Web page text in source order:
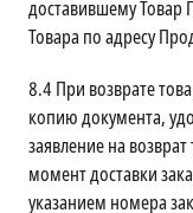
доставившему Товар
Товара по адресу
8.4При возврате
копию документа,
заявление на
момент доставки
указанием номера